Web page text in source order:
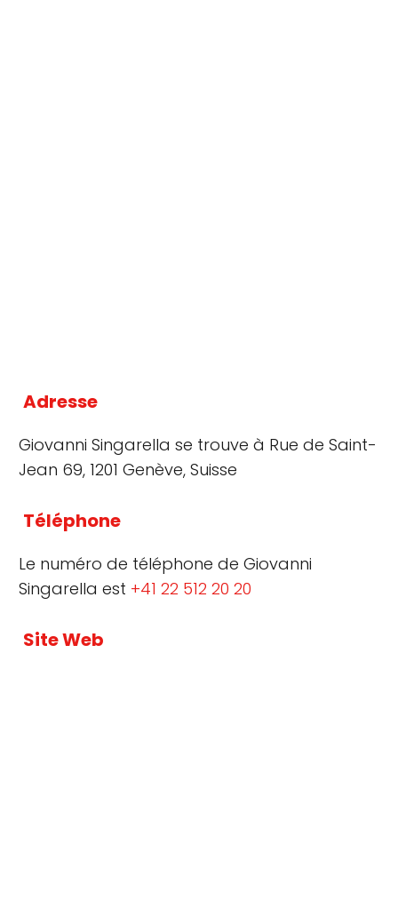
Adresse
Giovanni Singarella se trouve à Rue de Saint-
Jean 69, 1201 Genève, Suisse
Téléphone
Le numéro de téléphone de Giovanni
Singarella est +41 22 512 20 20
Site Web